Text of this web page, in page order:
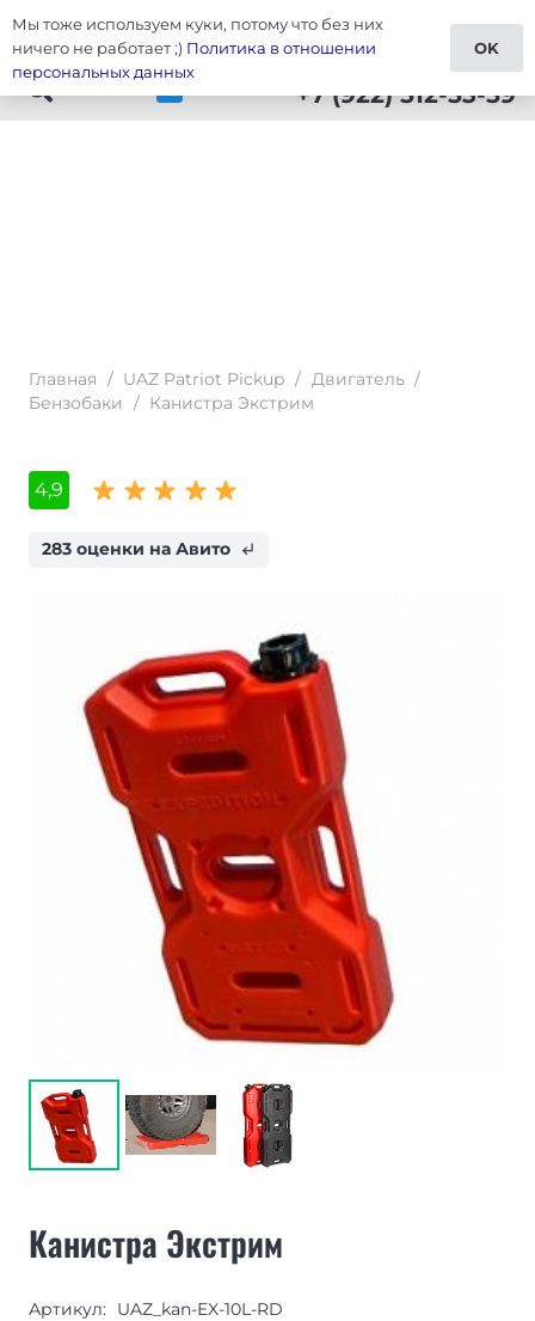
Patriot Pickup
+7 (922) 512-53-59
Главная / UAZ Patriot Pickup / Двигатель /
Бензобаки
/ Канистра Экстрим
4,9
283 оценки на Авито subdirectory_arrow_left
Канистра Экстрим
Артикул: UAZ_kan-EX-10L-RD
Мы тоже используем куки, потому что без них
ничего не работает ;) Политика в отношении
персональных данных
OK